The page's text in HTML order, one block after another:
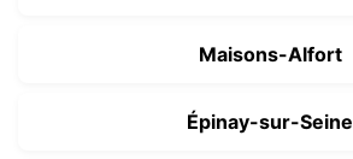
Maisons-Alfort
Épinay-sur-Seine